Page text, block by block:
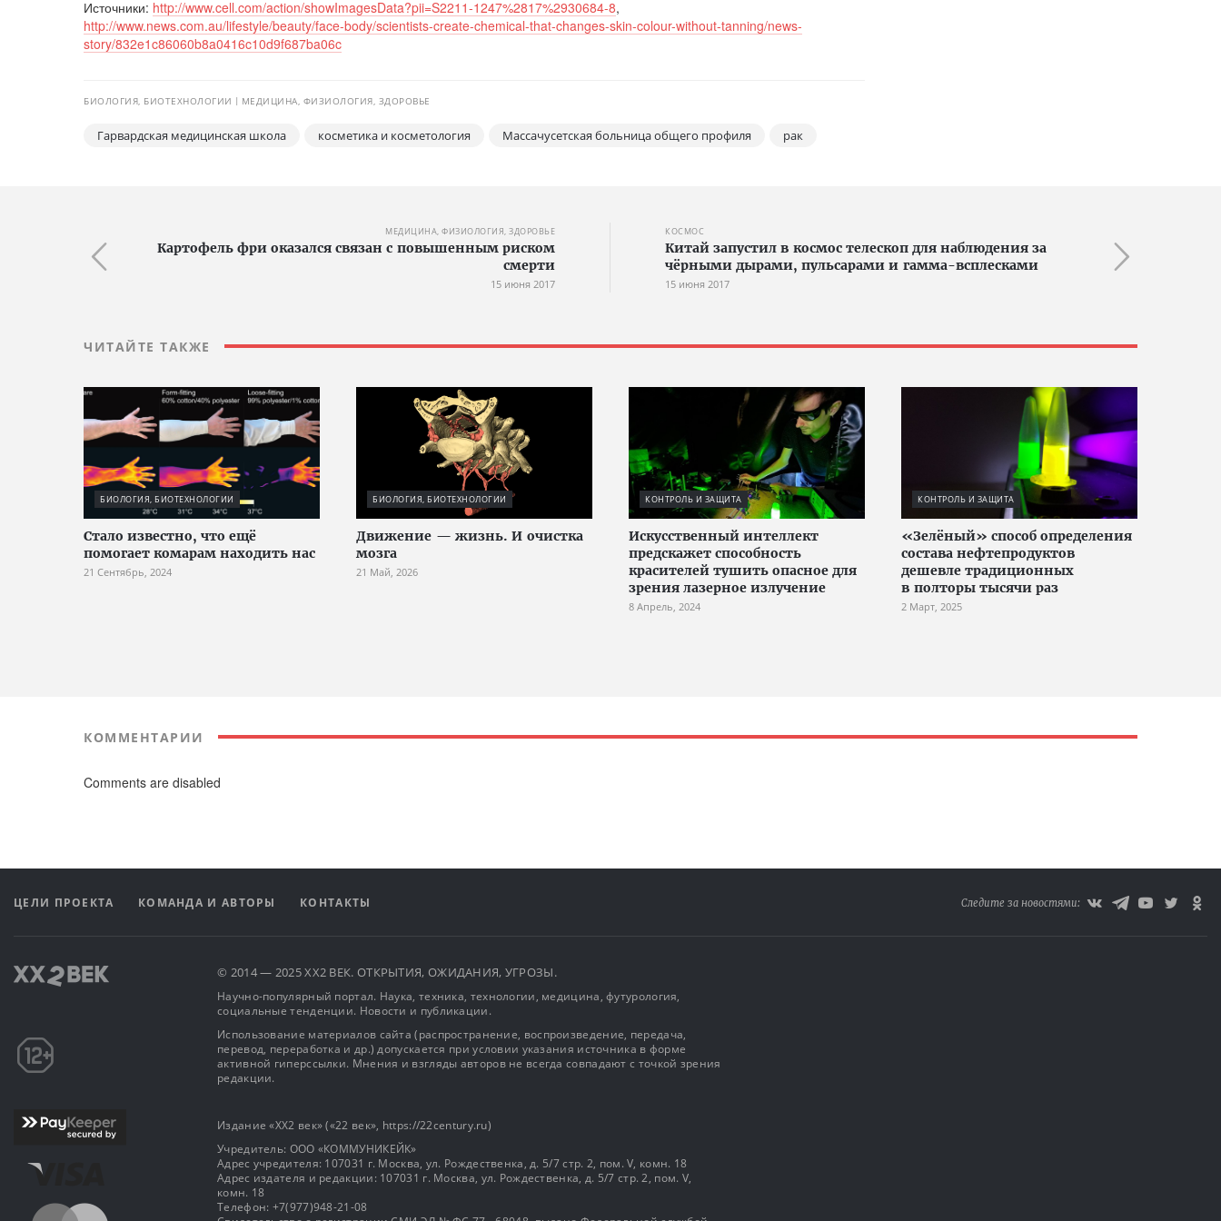
Источники: http://www.cell.com/action/showImagesData?pii=S2211-1247%2817%2930684-8,
http://www.news.com.au/lifestyle/beauty/face-body/scientists-create-chemical-that-changes-skin-colour-without-tanning/news-
story/832e1c86060b8a0416c10d9f687ba06c
БИОЛОГИЯ, БИОТЕХНОЛОГИИ МЕДИЦИНА, ФИЗИОЛОГИЯ, ЗДОРОВЬЕ
Гарвардская медицинская школа косметика и косметология Массачусетская больница общего профиля рак
МЕДИЦИНА, ФИЗИОЛОГИЯ, ЗДОРОВЬЕ
Картофель фри оказался связан с повышенным риском
смерти
15 июня 2017
КОСМОС
Китай запустил в космос телескоп для наблюдения за
чёрными дырами, пульсарами и гамма-всплесками
15 июня 2017
ЧИТАЙТЕ ТАКЖЕ
БИОЛОГИЯ, БИОТЕХНОЛОГИИ
Стало известно, что ещё
помогает комарам находить нас
21 Сентябрь, 2024
БИОЛОГИЯ, БИОТЕХНОЛОГИИ
Движение — жизнь. И очистка
мозга
21 Май, 2026
КОНТРОЛЬ И ЗАЩИТА
Искусственный интеллект
предскажет способность
красителей тушить опасное для
зрения лазерное излучение
8 Апрель, 2024
КОНТРОЛЬ И ЗАЩИТА
«Зелёный» способ определения
состава нефтепродуктов
дешевле традиционных
в полторы тысячи раз
2 Март, 2025
КОММЕНТАРИИ
Comments are disabled
ЦЕЛИ ПРОЕКТА КОМАНДА И АВТОРЫ КОНТАКТЫ Следите за новостями:
© 2014 — 2025 XX2 ВЕК. ОТКРЫТИЯ, ОЖИДАНИЯ, УГРОЗЫ.
Научно-популярный портал. Наука, техника, технологии, медицина, футурология,
социальные тенденции. Новости и публикации.
Использование материалов сайта (распространение, воспроизведение, передача,
перевод, переработка и др.) допускается при условии указания источника в форме
активной гиперссылки. Мнения и взгляды авторов не всегда совпадают с точкой зрения
редакции.
Издание «XX2 век» («22 век», https://22century.ru)
Учредитель: OOO «КОММУНИКЕЙК»
Адрес учредителя: 107031 г. Москва, ул. Рождественка, д. 5/7 стр. 2, пом. V, комн. 18
Адрес издателя и редакции: 107031 г. Москва, ул. Рождественка, д. 5/7 стр. 2, пом. V,
комн. 18
Телефон: +7(977)948-21-08